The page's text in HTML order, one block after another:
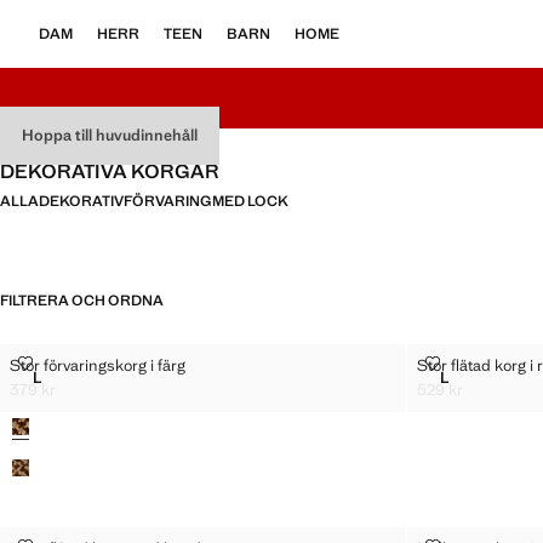
Hoppa till huvudinnehåll
DAM HERR TEEN BARN HOME
DEKORATIVA KORGAR
ALLADEKORATIVFÖRVARINGMED LOCK
FILTRERA OCH ORDNA
Storlekar
LSTOR FÖRVARINGSKORG I FÄRG
Stor förvaringskorg i färg
STOR FÖRVARINGSKORG I FÄRG
379 kr
Färger
Storlekar
LSTOR
Stor flätad korg i
STOR FLÄTAD
529 kr